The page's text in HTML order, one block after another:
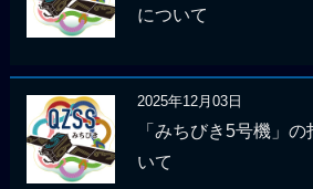
について
2025年12月03日
「みちびき5号機」
いて